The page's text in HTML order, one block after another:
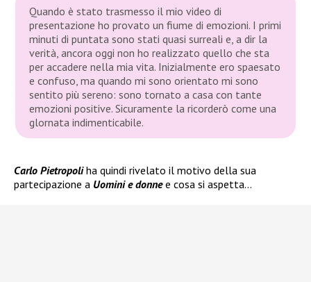
Quando è stato trasmesso il mio video di
presentazione ho provato un fiume di emozioni. I primi
minuti di puntata sono stati quasi surreali e, a dir la
verità, ancora oggi non ho realizzato quello che sta
per accadere nella mia vita. Inizialmente ero spaesato
e confuso, ma quando mi sono orientato mi sono
sentito più sereno: sono tornato a casa con tante
emozioni positive. Sicuramente la ricorderò come una
glornata indimenticabile.
Carlo Pietropoliha quindi rivelato il motivo della sua
partecipazione a Uomini e donnee cosa si aspetta…